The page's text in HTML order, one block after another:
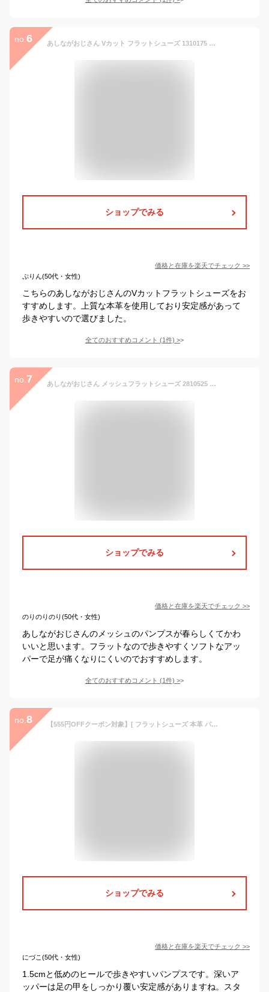
no. 6 あしながおじさん Vカット フラットシューズ 1310175 スクエアトゥ パンプス ローヒール レザー 本革 ぺたんこ モールドソール レディース 靴 歩きやすい 痛くない 旅行 【あす楽対応】
ショップでみる
価格と在庫を楽天でチェック >>
ぷりん(50代・女性)
こちらのあしながおじさんのVカットフラットシューズをお
すすめします。上質な本革を使用しており安定感があって
歩きやすいので選びました。
全てのおすすめコメント (1件) >
no. 7 あしながおじさん メッシュフラットシューズ 2810525 本革 レザー メッシュパンプス ローヒール ブラック 黒 レディース 靴 歩きやすい 痛くない 【あす楽対応】
ショップでみる
価格と在庫を楽天でチェック >>
のりのりのり(50代・女性)
あしながおじさんのメッシュのパンプスが春らしくてかわ
いいと思います。フラットなので歩きやすくソフトなアッ
パーで足が痛くなりにくいのでおすすめします。
全てのおすすめコメント (1件) >
no. 8 【555円OFFクーポン対象】[ フラットシューズ 本革 パンプス 痛くない 柔らかい ] プレーンパンプス Flower's by siete × Recipe FR-100 / 日本製 40代 50代 ローヒール 歩きやすい きれいめ 黒 スクエアトゥ ぺたんこ レシピ レシピ靴
ショップでみる
価格と在庫を楽天でチェック >>
にづこ(50代・女性)
1.5cmと低めのヒールで歩きやすいパンプスです。深いア
ッパーは足の甲をしっかり覆い安定感がありますね。スタ